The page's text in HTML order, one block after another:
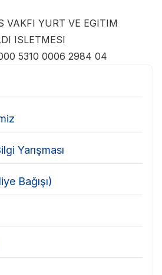
VAKFI YURT VE EGITIM
ISLETMESI
5310 0006 2984 04
Yarışması
Bağışı)